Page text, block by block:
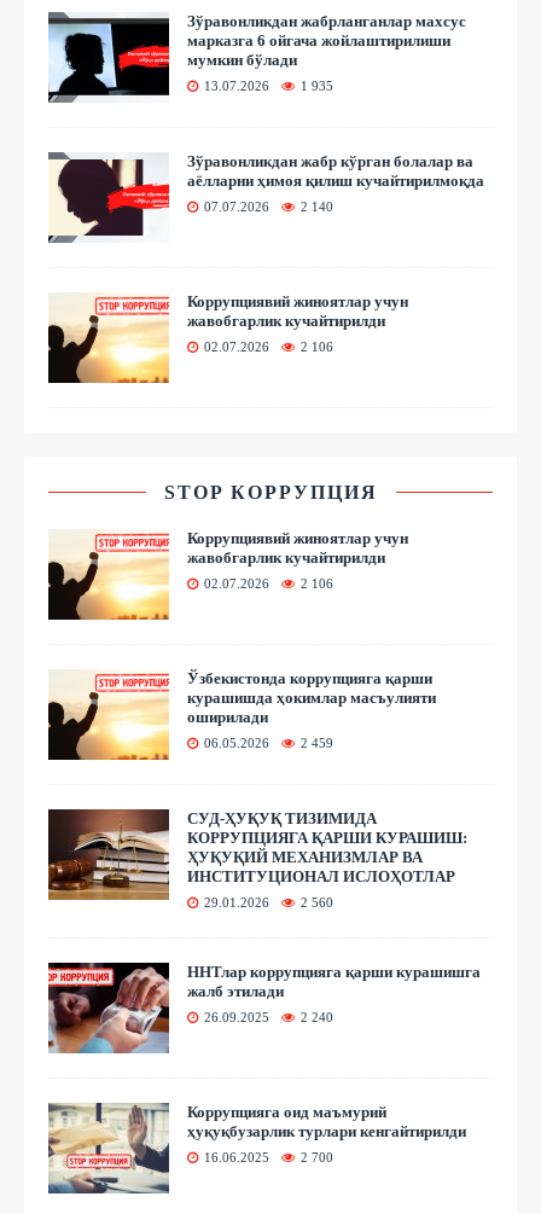
Зўравонликдан жабрланганлар махсус
марказга 6 ойгача жойлаштирилиши
мумкин бўлади
13.07.2026 1 935
Зўравонликдан жабр кўрган болалар ва
аёлларни ҳимоя қилиш кучайтирилмоқда
07.07.2026 2 140
Коррупциявий жиноятлар учун
жавобгарлик кучайтирилди
02.07.2026 2 106
STOP КОРРУПЦИЯ
Коррупциявий жиноятлар учун
жавобгарлик кучайтирилди
02.07.2026 2 106
Ўзбекистонда коррупцияга қарши
курашишда ҳокимлар масъулияти
оширилади
06.05.2026 2 459
СУД-ҲУҚУҚ ТИЗИМИДА
КОРРУПЦИЯГА ҚАРШИ КУРАШИШ:
ҲУҚУҚИЙ МЕХАНИЗМЛАР ВА
ИНСТИТУЦИОНАЛ ИСЛОҲОТЛАР
29.01.2026 2 560
ННТлар коррупцияга қарши курашишга
жалб этилади
26.09.2025 2 240
Коррупцияга оид маъмурий
ҳуқуқбузарлик турлари кенгайтирилди
16.06.2025 2 700